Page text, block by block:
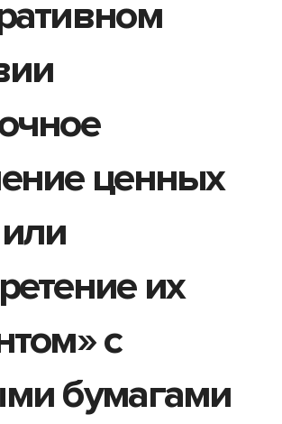
ценных
их
с
бумагами